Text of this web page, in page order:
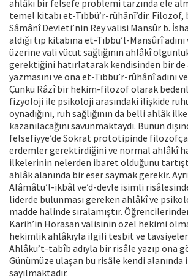
ahlâkı bir felsefe problemi tarzında ele
temel kitabı et-Tıbbü’r-rûhânî’dir. Filozof,
Sâmânî Devleti’nin Rey valisi Mansûr b.
aldığı tıp kitabına et-Tıbbü’l-Mansûrî
üzerine vali vücut sağlığının ahlâkî
gerektiğini hatırlatarak kendisinden bir de
yazmasını ve ona et-Tıbbü’r-rûhânî adını
Çünkü Râzî bir hekim-filozof olarak
fizyoloji ile psikoloji arasındaki ilişkide
oynadığını, ruh sağlığının da belli ahlâk
kazanılacağını savunmaktaydı. Bunun
felsefiyye’de Sokrat prototipinde filozofça
erdemler gerektirdiğini ve normal ahlâkî
ilkelerinin nelerden ibaret olduğunu
ahlâk alanında bir eser saymak gerekir.
Alâmâtü’l-ikbâl ve’d-devle isimli
liderde bulunması gereken ahlâkî ve
madde halinde sıralamıştır.
Karih’in Horasan valisinin özel hekimi
hekimlik ahlâkıyla ilgili tesbit ve
Ahlâku’t-tabîb adıyla bir risâle yazıp ona
Günümüze ulaşan bu risâle kendi alanında
sayılmaktadır.